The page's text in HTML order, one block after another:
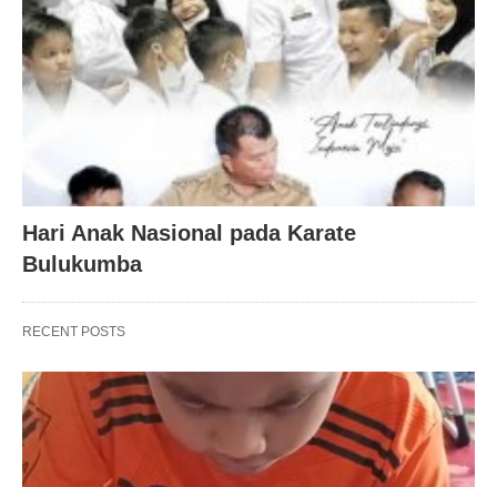
Hari Anak Nasional pada Karate
Bulukumba
RECENT POSTS